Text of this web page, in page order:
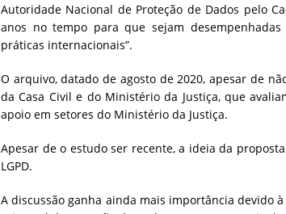
Autoridade Nacional de Proteção de Dados pelo
anos no tempo para que sejam
práticas internacionais”.
O arquivo, datado de agosto de 2020, apesar de
da Casa Civil e do Ministério da Justiça, que
apoio em setores do Ministério da Justiça.
Apesar de o estudo ser recente, a ideia da
LGPD.
A discussão ganha ainda mais importância devido